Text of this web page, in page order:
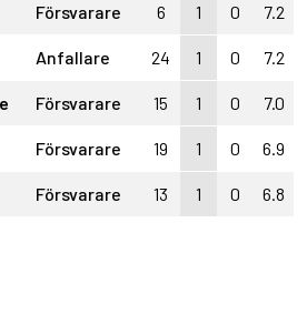
Försvarare 6 1 0 7.2
Anfallare 24 1 0 7.2
Försvarare 15 1 0 7.0
Försvarare 19 1 0 6.9
Försvarare 13 1 0 6.8